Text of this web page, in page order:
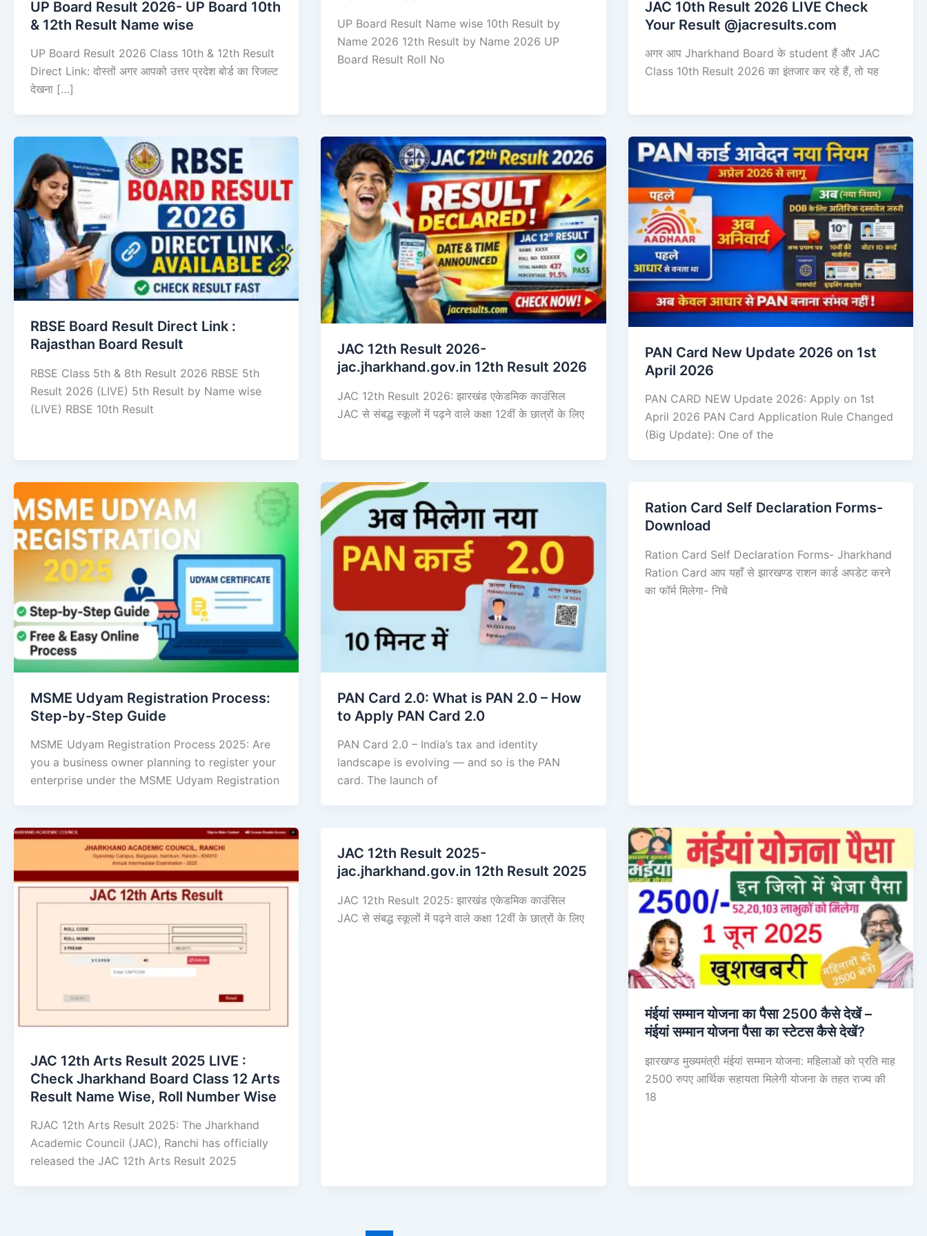
UP Board Result 2026- UP Board 10th
& 12th Result Name wise
UP Board Result 2026 Class 10th & 12th Result
Direct Link: दोस्तों अगर आपको उत्तर प्रदेश बोर्ड का रिजल्ट
देखना […]
UP Board Result Name wise 10th Result by
Name 2026 12th Result by Name 2026 UP
Board Result Roll No
JAC 10th Result 2026 LIVE Check
Your Result @jacresults.com
अगर आप Jharkhand Board के student हैं और JAC
Class 10th Result 2026 का इंतजार कर रहे हैं, तो यह
RBSE Board Result Direct Link : ​
Rajasthan Board Result
RBSE Class 5th & 8th Result 2026 RBSE 5th
Result 2026 (LIVE) 5th Result by Name wise
(LIVE) RBSE 10th Result
JAC 12th Result 2026-
jac.jharkhand.gov.in 12th Result 2026
JAC 12th Result 2026: झारखंड एकेडमिक काउंसिल
JAC से संबद्ध स्कूलों में पढ़ने वाले कक्षा 12वीं के छात्रों के लिए
PAN Card New Update 2026 on 1st
April 2026
PAN CARD NEW Update 2026: Apply on 1st
April 2026 PAN Card Application Rule Changed
(Big Update): One of the
MSME Udyam Registration Process:
Step-by-Step Guide
MSME Udyam Registration Process 2025: Are
you a business owner planning to register your
enterprise under the MSME Udyam Registration
PAN Card 2.0: What is PAN 2.0 – How
to Apply PAN Card 2.0
PAN Card 2.0 – India’s tax and identity
landscape is evolving — and so is the PAN
card. The launch of
Ration Card Self Declaration Forms-
Download
Ration Card Self Declaration Forms- Jharkhand
Ration Card आप यहाँ से झारखण्ड राशन कार्ड अपडेट करने
का फॉर्म मिलेगा- निचे
JAC 12th Arts Result 2025 LIVE :
Check Jharkhand Board Class 12 Arts
Result Name Wise, Roll Number Wise
RJAC 12th Arts Result 2025: The Jharkhand
Academic Council (JAC), Ranchi has officially
released the JAC 12th Arts Result 2025
JAC 12th Result 2025-
jac.jharkhand.gov.in 12th Result 2025
JAC 12th Result 2025: झारखंड एकेडमिक काउंसिल
JAC से संबद्ध स्कूलों में पढ़ने वाले कक्षा 12वीं के छात्रों के लिए
मंईयां सम्मान योजना का पैसा 2500 कैसे देखें –
मंईयां सम्मान योजना पैसा का स्टेटस कैसे देखें?
झारखण्ड मुख्यमंत्री मंईयां सम्मान योजना: महिलाओं को प्रति माह
2500 रुपए आर्थिक सहायता मिलेगी योजना के तहत राज्य की
18